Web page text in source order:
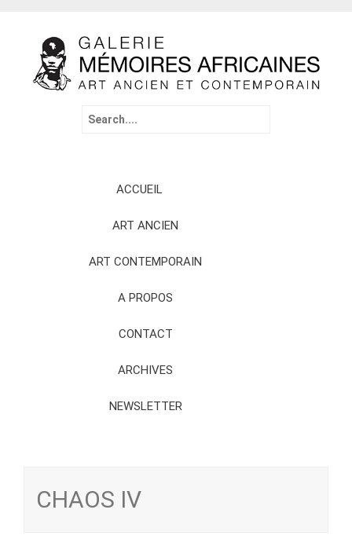
Search
ACCUEIL
ART ANCIEN
ART CONTEMPORAIN
A PROPOS
CONTACT
ARCHIVES
NEWSLETTER
CHAOS IV